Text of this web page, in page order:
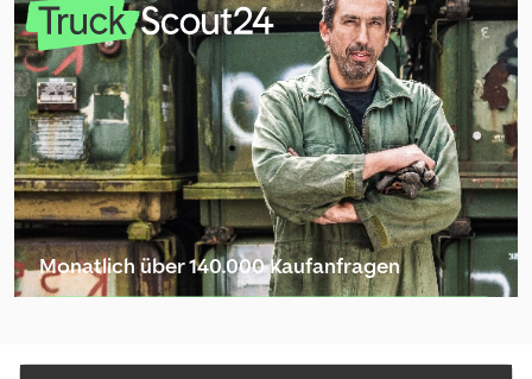
Monatlich über 140.000 Kaufanfragen